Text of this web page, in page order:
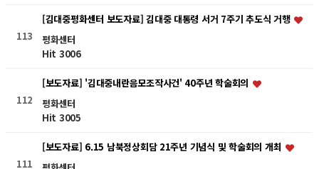
113
[김대중평화센터 보도자료] 김대중 대통령 서거 7주기 추도식 거행
평화센터
Hit 3006
112
[보도자료] '김대중내란음모조작사건' 40주년 학술회의
평화센터
Hit 3005
111
[보도자료] 6.15 남북정상회담 21주년 기념식 및 학술회의 개최